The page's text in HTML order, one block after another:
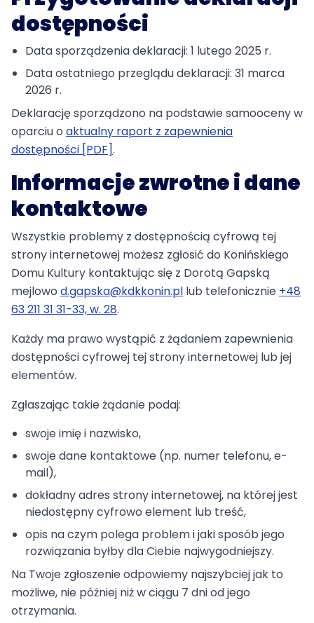
dostępności
Data sporządzenia deklaracji: 1 lutego 2025 r.
Data ostatniego przeglądu deklaracji: 31 marca
2026 r.
Deklarację sporządzono na podstawie samooceny w
oparciu o aktualny raport z zapewnienia
dostępności [PDF].
Informacje zwrotne i dane
kontaktowe
Wszystkie problemy z dostępnością cyfrową tej
strony internetowej możesz zgłosić do Konińskiego
Domu Kultury kontaktując się z Dorotą Gapską
mejlowo d.gapska@kdkkonin.pl lub telefonicznie +48
63 211 31 31-33, w. 28.
Każdy ma prawo wystąpić z żądaniem zapewnienia
dostępności cyfrowej tej strony internetowej lub jej
elementów.
Zgłaszając takie żądanie podaj:
swoje imię i nazwisko,
swoje dane kontaktowe (np. numer telefonu, e-
mail),
dokładny adres strony internetowej, na której jest
niedostępny cyfrowo element lub treść,
opis na czym polega problem i jaki sposób jego
rozwiązania byłby dla Ciebie najwygodniejszy.
Na Twoje zgłoszenie odpowiemy najszybciej jak to
możliwe, nie później niż w ciągu 7 dni od jego
otrzymania.